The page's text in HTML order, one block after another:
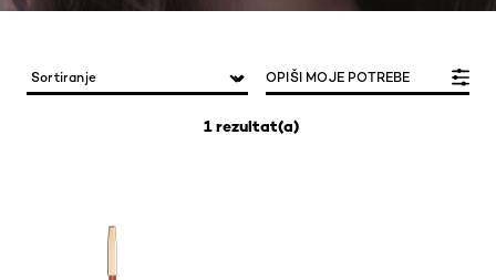
1 rezultat(a)
OPIŠI MOJE POTREBE